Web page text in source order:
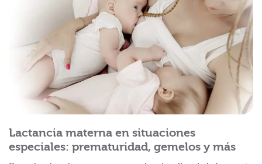
Lactancia materna en situaciones
especiales: prematuridad, gemelos y más